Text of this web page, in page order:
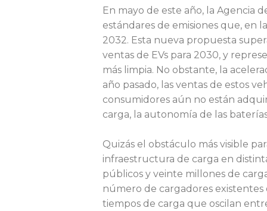
r
a
n
d
o
En mayo de este año, la Agencia
estándares de emisiones que, en
2032. Esta nueva propuesta
ventas de EVs para 2030, y
más limpia. No obstante, la
año pasado, las ventas de estos
consumidores aún no están
carga, la autonomía de las
Quizás el obstáculo más visible
infraestructura de carga en
públicos y veinte millones de
número de cargadores existentes
tiempos de carga que oscilan